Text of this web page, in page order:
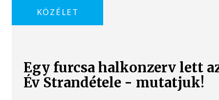
KÖZÉLET
Egy furcsa halkonzerv lett
Év Strandétele - mutatjuk!